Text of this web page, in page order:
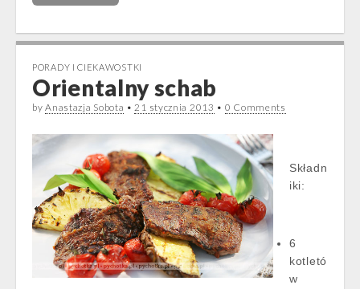
PORADY I CIEKAWOSTKI
Orientalny schab
byAnastazja Sobota •21 stycznia 2013 • 0 Comments
Składn
iki:
6
kotletó
w